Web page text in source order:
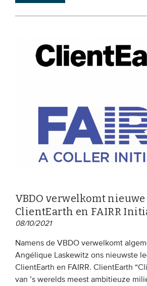
VBDO verwelkomt
ClientEarth en FAIRR
08/10/2021
Namens de VBDO verwelkomt
Angélique Laskewitz ons nieuwste
ClientEarth en FAIRR. ClientEarth
van ’s werelds meest ambitieuze